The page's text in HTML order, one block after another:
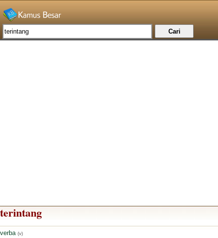
terintang
verba (v)